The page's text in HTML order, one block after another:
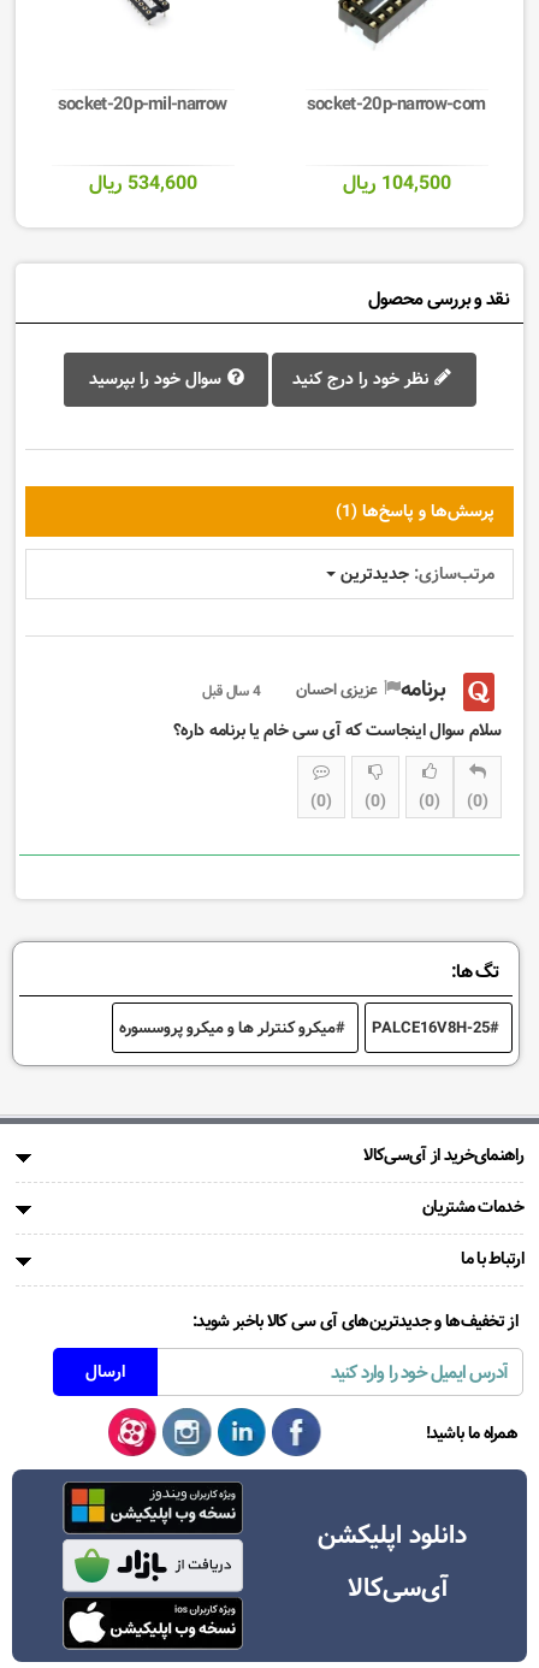
socket-20p-mil-narrow
534,600 ریال
socket-20p-narrow-com
104,500 ریال
نقد و بررسی محصول
نظر خود را درج کنید سوال خود را بپرسید
پرسش‌ها و پاسخ‌ها (1)
مرتب‌سازی: جدیدترین
برنامه عزیزی احسان 4 سال قبل
سلام سوال اینجاست که آی سی خام یا برنامه داره؟
0
0
0
0
تگ ها:
PALCE16V8H-25 میکرو کنترلر ها و میکرو پروسسوره
راهنمای‌خرید از آی‌سی‌کالا
خدمات مشتریان
ارتباط با ما
از تخفیف‌ها و جدیدترین‌های آی سی کالا باخبر شوید:
همراه ما باشید!
دانلود اپلیکشن
آی‌سی‌کالا